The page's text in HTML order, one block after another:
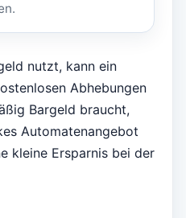
nutzt, kann ein
Abhebungen
Bargeld braucht,
Automatenangebot
kleine Ersparnis bei der